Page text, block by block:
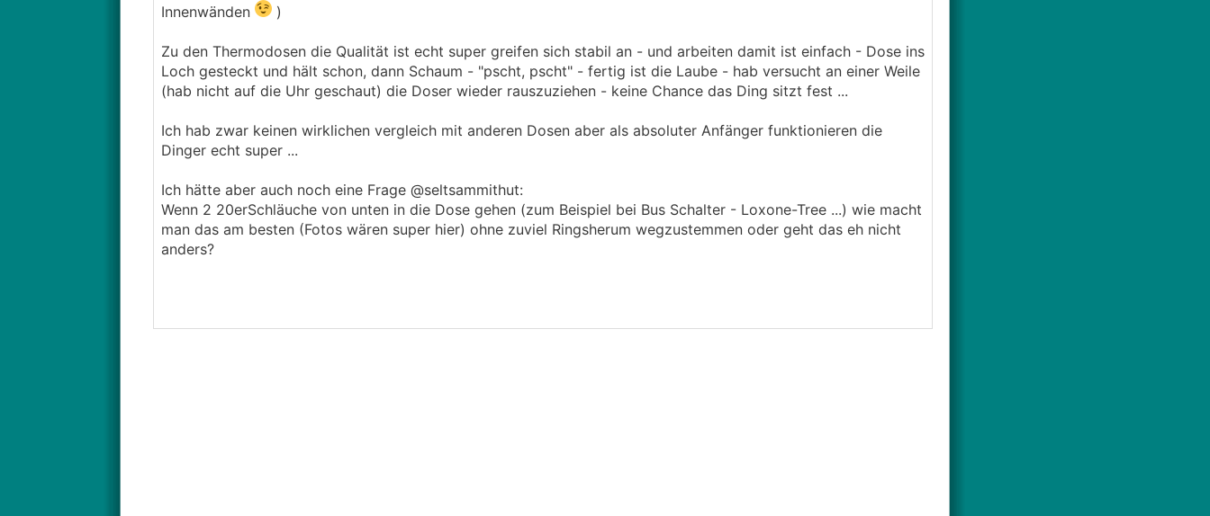
Innenwänden
)
Zu den Thermodosen die Qualität ist echt super greifen sich stabil an - und arbeiten damit ist einfach - Dose ins
Loch gesteckt und hält schon, dann Schaum - "pscht, pscht" - fertig ist die Laube - hab versucht an einer Weile
(hab nicht auf die Uhr geschaut) die Doser wieder rauszuziehen - keine Chance das Ding sitzt fest ...
Ich hab zwar keinen wirklichen vergleich mit anderen Dosen aber als absoluter Anfänger funktionieren die
Dinger echt super ...
Ich hätte aber auch noch eine Frage @seltsammithut:
Wenn 2 20erSchläuche von unten in die Dose gehen (zum Beispiel bei Bus Schalter - Loxone-Tree ...) wie macht
man das am besten (Fotos wären super hier) ohne zuviel Ringsherum wegzustemmen oder geht das eh nicht
anders?